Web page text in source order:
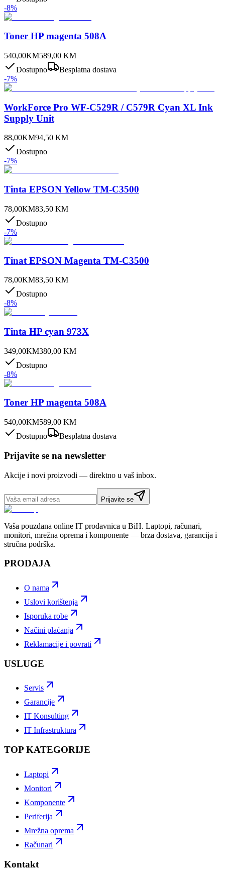
-8%
Toner HP magenta 508A
540,00KM589,00 KM
Dostupno
Besplatna dostava
-7%
WorkForce Pro WF-C529R / C579R Cyan XL Ink
Supply Unit
88,00KM94,50 KM
Dostupno
-7%
Tinta EPSON Yellow TM-C3500
78,00KM83,50 KM
Dostupno
-7%
Tinat EPSON Magenta TM-C3500
78,00KM83,50 KM
Dostupno
-8%
Tinta HP cyan 973X
349,00KM380,00 KM
Dostupno
-8%
Toner HP magenta 508A
540,00KM589,00 KM
Dostupno
Besplatna dostava
Prijavite se na newsletter
Akcije i novi proizvodi — direktno u vaš inbox.
Prijavite se
Vaša pouzdana online IT prodavnica u BiH. Laptopi, računari,
monitori, mrežna oprema i komponente — brza dostava, garancija i
stručna podrška.
PRODAJA
O nama
Uslovi korištenja
Isporuka robe
Načini plaćanja
Reklamacije i povrati
USLUGE
Servis
Garancije
IT Konsulting
IT Infrastruktura
TOP KATEGORIJE
Laptopi
Monitori
Komponente
Periferija
Mrežna oprema
Računari
Kontakt